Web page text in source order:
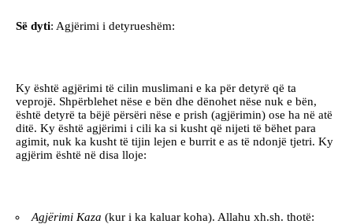
Së dyti: Agjërimi i detyrueshëm:
Ky është agjërimi të cilin muslimani e ka për detyrë që ta
veprojë. Shpërblehet nëse e bën dhe dënohet nëse nuk e bën,
është detyrë ta bëjë përsëri nëse e prish (agjërimin) ose ha në atë
ditë. Ky është agjërimi i cili ka si kusht që nijeti të bëhet para
agimit, nuk ka kusht të tijin lejen e burrit e as të ndonjë tjetri. Ky
agjërim është në disa lloje:
Agjërimi Kaza (kur i ka kaluar koha). Allahu xh.sh. thotë: